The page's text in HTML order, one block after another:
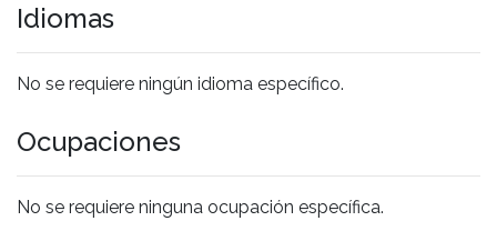
Idiomas
No se requiere ningún idioma específico.
Ocupaciones
No se requiere ninguna ocupación específica.